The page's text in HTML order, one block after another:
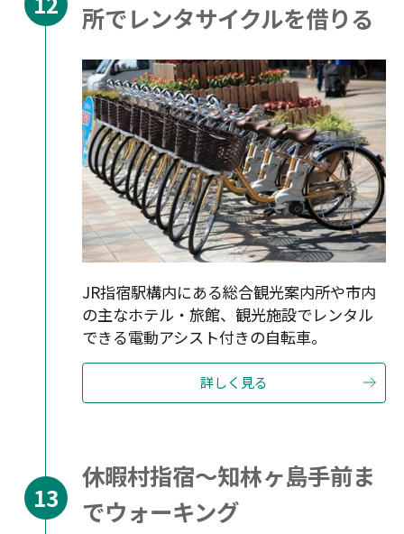
所でレンタサイクルを借りる
JR指宿駅構内にある総合観光案内所や市内
の主なホテル・旅館、観光施設でレンタル
できる電動アシスト付きの自転車。
詳しく見る
休暇村指宿〜知林ヶ島手前ま
でウォーキング